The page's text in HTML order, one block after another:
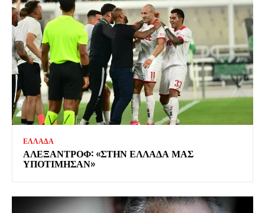
ΕΛΛΑΔΑ
ΑΛΕΞΑΝΤΡΟΦ: «ΣΤΗΝ ΕΛΛΑΔΑ ΜΑΣ
ΥΠΟΤΙΜΗΣΑΝ»